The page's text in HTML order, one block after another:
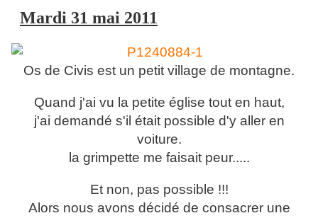
Mardi 31 mai 2011
Os de Civis est un petit village de montagne.
Quand j'ai vu la petite église tout en haut,
j'ai demandé s'il était possible d'y aller en
voiture.
la grimpette me faisait peur.....
Et non, pas possible !!!
Alors nous avons décidé de consacrer une